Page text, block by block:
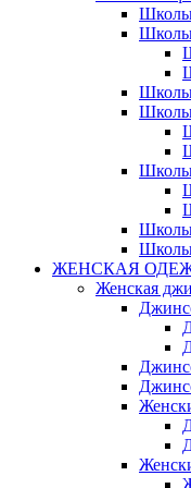
ЖЕНСКАЯ
Женская